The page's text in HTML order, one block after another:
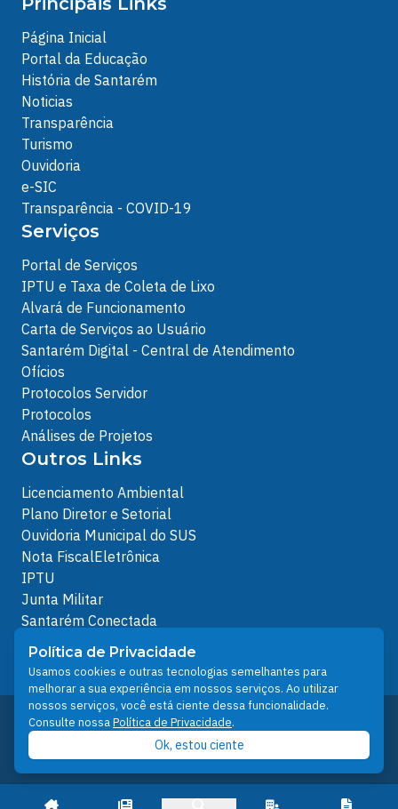
Página Inicial
Portal da Educação
História de Santarém
Noticias
Transparência
Turismo
Ouvidoria
e-SIC
Transparência - COVID-19
Serviços
Portal de Serviços
IPTU e Taxa de Coleta de Lixo
Alvará de Funcionamento
Carta de Serviços ao Usuário
Santarém Digital - Central de Atendimento
Ofícios
Protocolos Servidor
Protocolos
Análises de Projetos
Outros Links
Licenciamento Ambiental
Plano Diretor e Setorial
Ouvidoria Municipal do SUS
Nota FiscalEletrônica
IPTU
Junta Militar
Santarém Conectada
Política de Privacidade
People illustrations by Storyset
Desenvolvido pelo Núcleo Técnico de Gestão de
Tecnologia da Informação - NTI
Prefeitura de Santarém © 2026
Política de Privacidade
Usamos cookies e outras tecnologias semelhantes para
melhorar a sua experiência em nossos serviços. Ao utilizar
nossos serviços, você está ciente dessa funcionalidade.
Consulte nossaPolítica de Privacidade.
Ok, estou ciente